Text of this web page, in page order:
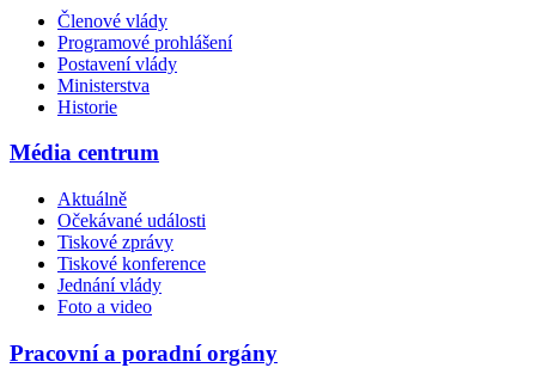
Členové vlády
Programové prohlášení
Postavení vlády
Ministerstva
Historie
Média centrum
Aktuálně
Očekávané události
Tiskové zprávy
Tiskové konference
Jednání vlády
Foto a video
Pracovní a poradní orgány